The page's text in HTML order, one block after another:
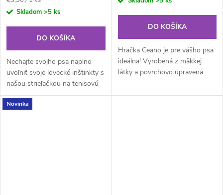
cena:Skladom >5 ks
DO KOŠÍKA
Nechajte svojho psa naplno
uvoľniť svoje lovecké inštinkty s
našou strieľačkou na tenisovú
loptičku! Tento praktický nástroj
poskytuje nekonečnú zábavu
DO KOŠÍKA
Hračka Ceano je pre vášho psa
ideálna! Vyrobená z mäkkej
látky a povrchovo upravená
krčivý zvuk pre extra zábavu pri
Novinka